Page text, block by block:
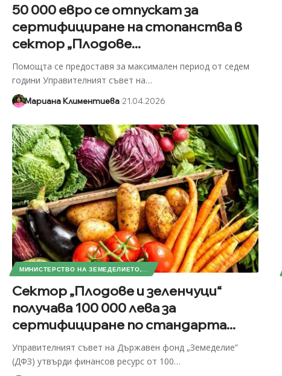
50 000 евро се отпускат за
сертифициране на стопанства в
сектор „Плодове...
Помощта се предоставя за максимален период от седем
години Управителният съвет на…
Мариана Климентиева 21.04.2026
МИНИСТЕРСТВО НА ЗЕМЕДЕЛИЕТО,...
Сектор „Плодове и зеленчуци“
получава 100 000 лева за
сертифициране по стандарта...
Управителният съвет на Държавен фонд „Земеделие”
(ДФЗ) утвърди финансов ресурс от 100…